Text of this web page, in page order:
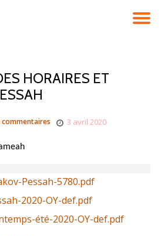
HORAIRES ET
3 avril 2020
commentaires
Pessah-5780.pdf
2020-OY-def.pdf
été-2020-OY-def.pdf